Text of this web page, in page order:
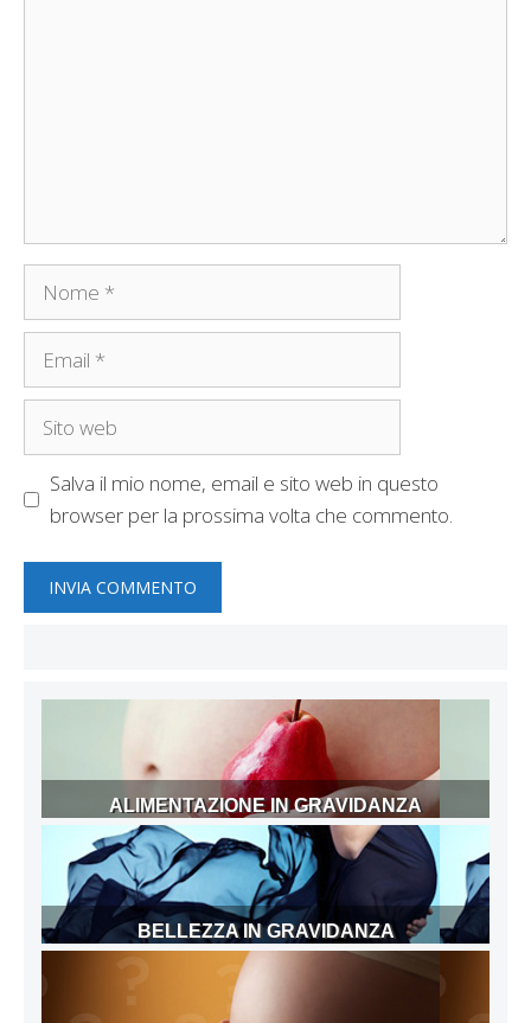
Nome
Email
Sito
Salva il mio nome, email e sito web in questo
browser per la prossima volta che commento.
ALIMENTAZIONE IN GRAVIDANZA
BELLEZZA IN GRAVIDANZA